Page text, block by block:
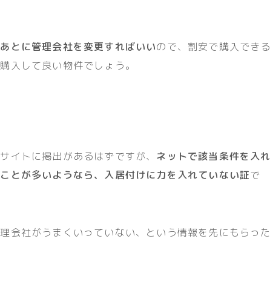
とに管理会社を変更すればいいので、割安で購入できる
入して良い物件でしょう。
イトに掲出があるはずですが、 ネットで該当条件を入れ
とが多いようなら、入居付けに力を入れていない証で
会社がうまくいっていない、という情報を先にもらった